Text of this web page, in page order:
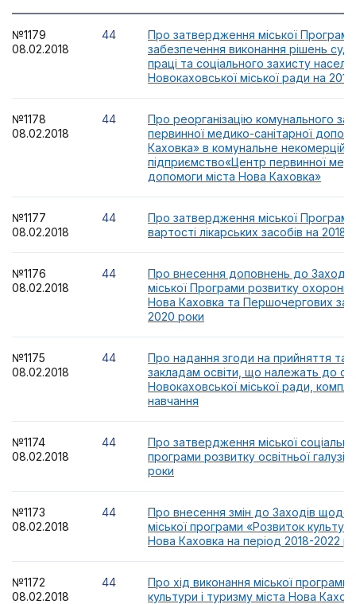
№1179
08.02.2018
44
Про затвердження міської
забезпечення виконання рішень
праці та соціального захисту
Новокаховської міської ради на
№1178
08.02.2018
44
Про реорганізацію комунального
первинної медико-санітарної
Каховка» в комунальне
підприємство«Центр первинної
допомоги міста Нова Каховка»
№1177
08.02.2018
44
Про затвердження міської
вартості лікарських засобів на 2018
№1176
08.02.2018
44
Про внесення доповнень до Заходів
міської Програми розвитку охорони
Нова Каховка та Першочергових
2020 роки
№1175
08.02.2018
44
Про надання згоди на прийняття та
закладам освіти, що належать до
Новокаховської міської ради,
навчання
№1174
08.02.2018
44
Про затвердження міської
програми розвитку освітньої галузі
роки
№1173
08.02.2018
44
Про внесення змін до Заходів щодо
міської програми «Розвиток
Нова Каховка на період 2018-2022
№1172
08.02.2018
44
Про хід виконання міської програми
культури і туризму міста Нова